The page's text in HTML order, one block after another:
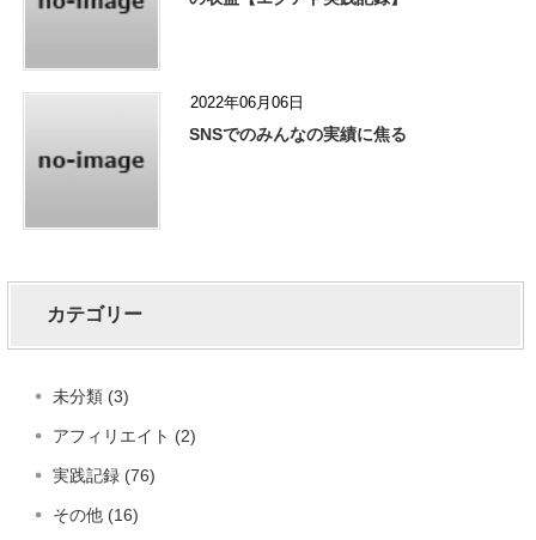
2022年06月06日
SNSでのみんなの実績に焦る
カテゴリー
未分類 (3)
アフィリエイト (2)
実践記録 (76)
その他 (16)